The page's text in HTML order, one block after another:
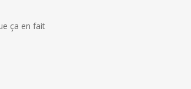
ça en fait